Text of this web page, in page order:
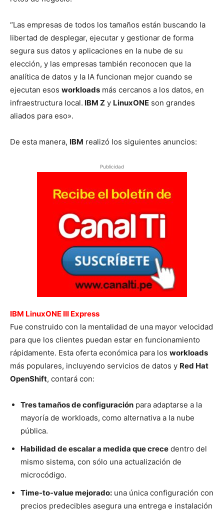
“Las empresas de todos los tamaños están buscando la
libertad de desplegar, ejecutar y gestionar de forma
segura sus datos y aplicaciones en la nube de su
elección, y las empresas también reconocen que la
analítica de datos y la IA funcionan mejor cuando se
ejecutan esos workloads más cercanos a los datos, en
infraestructura local. IBM Z y LinuxONE son grandes
aliados para eso».
De esta manera, IBM realizó los siguientes anuncios:
Publicidad
IBM LinuxONE III Express
Fue construido con la mentalidad de una mayor velocidad
para que los clientes puedan estar en funcionamiento
rápidamente. Esta oferta económica para los workloads
más populares, incluyendo servicios de datos y Red Hat
OpenShift, contará con:
Tres tamaños de configuración para adaptarse a la
mayoría de workloads, como alternativa a la nube
pública.
Habilidad de escalar a medida que crece dentro del
mismo sistema, con sólo una actualización de
microcódigo.
Time-to-value mejorado: una única configuración con
precios predecibles asegura una entrega e instalación